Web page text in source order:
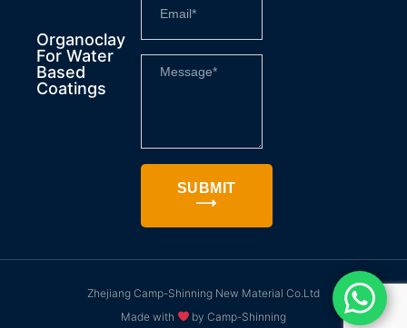
Organoclay
For Water
Based
Coatings
SUBMIT
⟶
Zhejiang Camp-Shinning New Material Co.Ltd
Made with
by Camp-Shinning